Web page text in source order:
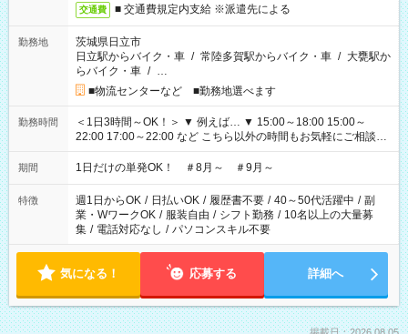
交通費 ■ 交通費規定内支給 ※派遣先による
勤務地
茨城県日立市
日立駅からバイク・車 / 常陸多賀駅からバイク・車 / 大甕駅か
らバイク・車 / …
■物流センターなど ■勤務地選べます
勤務時間
＜1日3時間～OK！＞ ▼ 例えば… ▼ 15:00～18:00 15:00～
22:00 17:00～22:00 など こちら以外の時間もお気軽にご相談く
ださい！
期間 1日だけの単発OK！ ＃8月～ ＃9月～
特徴 週1日からOK / 日払いOK / 履歴書不要 / 40～50代活躍中 / 副
業・WワークOK / 服装自由 / シフト勤務 / 10名以上の大量募
集 / 電話対応なし / パソコンスキル不要
気になる！ 応募する 詳細へ